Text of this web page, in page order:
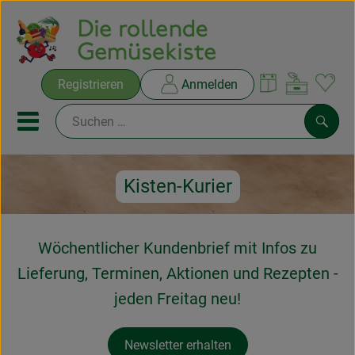
Registrieren Anmelden
Mobiles Menu öffnen oder
THEMENWELTEN
NEUES & ANGEBOTE
Kisten-Kurier
Wöchentlicher Kundenbrief mit Infos zu
Lieferung, Terminen, Aktionen und Rezepten -
jeden Freitag neu!
Newsletter erhalten